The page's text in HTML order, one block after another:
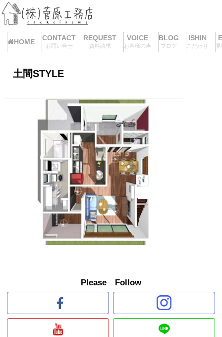
HOME CONTACT
お問い合せ
REQUEST
資料請求
VOICE
お客様の声
BLOG
ブログ
ISHIN
こだわり
土間STYLE
Please Follow